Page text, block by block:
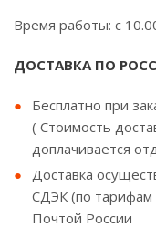
Время работы: с
ДОСТАВКА ПО
Бесплатно при
( Стоимость
доплачивается
Доставка
СДЭК (по тарифам
Почтой России